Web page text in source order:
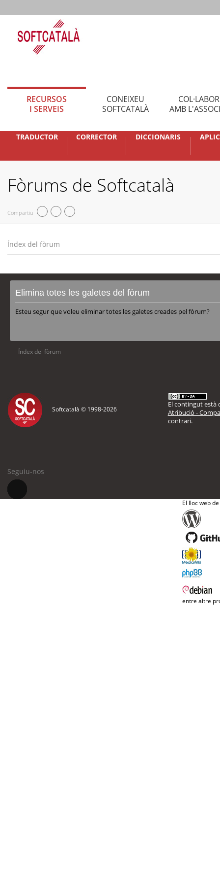
RECURSOS
I SERVEIS
CONEIXEU
SOFTCATALÀ
AMB
TRADUCTOR CORRECTOR DICCIONARIS
Fòrums de Softcatalà
Compartiu
Índex del fòrum
Elimina totes les galetes del fòrum
Esteu segur que voleu eliminar totes les galetes creades pel fòrum?
Índex del fòrum
Softcatalà © 1998-2026
El contingut està
Atribució -
contrari.
Seguiu-nos
El lloc web
entre altre